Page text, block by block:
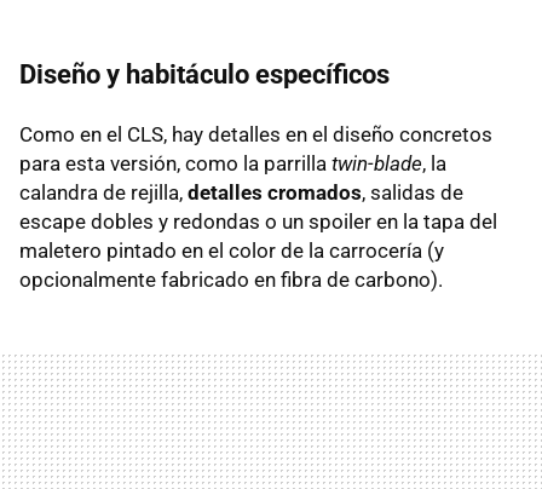
Diseño y habitáculo específicos
Como en el CLS, hay detalles en el diseño concretos
para esta versión, como la parrilla twin-blade, la
calandra de rejilla, detalles cromados, salidas de
escape dobles y redondas o un spoiler en la tapa del
maletero pintado en el color de la carrocería (y
opcionalmente fabricado en fibra de carbono).